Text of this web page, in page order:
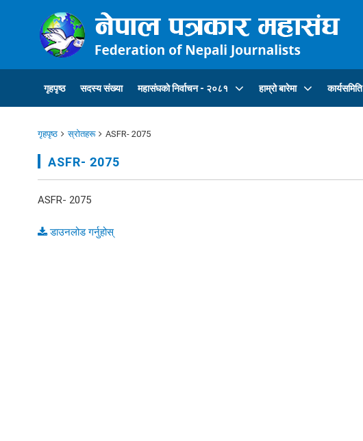
गृहपृष्ठ सदस्य संख्या महासंघकाे निर्वाचन - २०८१ हाम्रो बारेमा कार्यसमिति
गृहपृष्ठ स्रोतहरू ASFR- 2075
ASFR- 2075
ASFR- 2075
डाउनलोड गर्नुहोस्